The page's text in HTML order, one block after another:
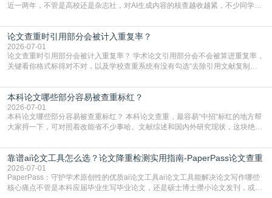
近一两年，不管是高校还是杂志社，对AI生成内容的核查越收越紧，不少同学投
真的太亏。提前做AIGC检测，已经成了很多过来人交稿前必做的一步。为什么
AIGC检测成了论文答辩投稿前的必备项？可能还有不少人觉得，我就用AI搭了个
框架，内容都是自己写的，至于做AIG
论文查重时引用部分会被计入重复率？
2026-07-01
论文查重时引用部分会被计入重复率？ 学术论文引用部分会不会被算进重复率，
关键看你格式标得对不对，以及学校查重系统有没有勾选“去除引用文献复制
独占一行，每条文献用[1][2]方括号编号、与正文一一对应，著录项符合GB/T
7714（作者、题名、刊名、年、卷期、页码齐全，标点用半角）；查重系统识别
成功后通常把这段标为引用，
本科论文哪些部分容易被查重标红？
2026-07-01
本科论文哪些部分容易被查重标红？ 本科论文查重，最容易“中招“标红的地方帮
大家捋一下，可对照着改能省不少事哈。文献综述和国内外研究现状，这块绝对
乎一模一样的话，你要是直接复制百度百科、教材或别人写好的综述段落，系统
一抓一个准，整段飘红。研究背景、意义和方法描述也是不可避免，比如“本文采
用问卷调查法““运用SPSS软件进行数据分
靠谱ai论文工具怎么选？论文降重检测实用指南-PaperPass论文查重
2026-07-01
PaperPass：守护学术原创性的优质ai论文工具ai论文工具能解决论文写作哪些
核心痛点不管是本科应届毕业生写毕业论文，还是硕士博士攒小论文发刊，或是